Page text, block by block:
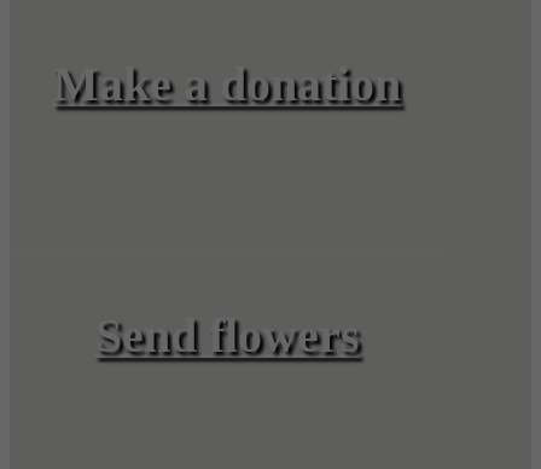
Make a donation
Send flowers